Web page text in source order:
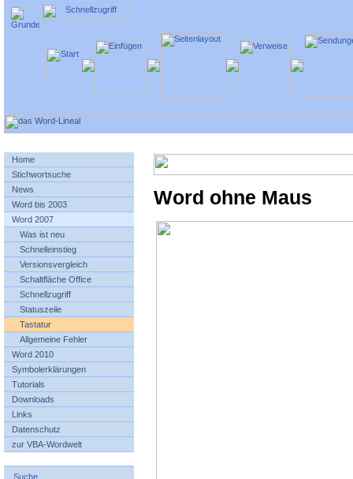
Word ohne Maus
Home
Stichwortsuche
News
Word bis 2003
Word 2007
Was ist neu
Schnelleinstieg
Versionsvergleich
Schaltfläche Office
Schnellzugriff
Statuszeile
Tastatur
Allgemeine Fehler
Word 2010
Symbolerklärungen
Tutorials
Downloads
Links
Datenschutz
zur VBA-Wordwelt
Suche